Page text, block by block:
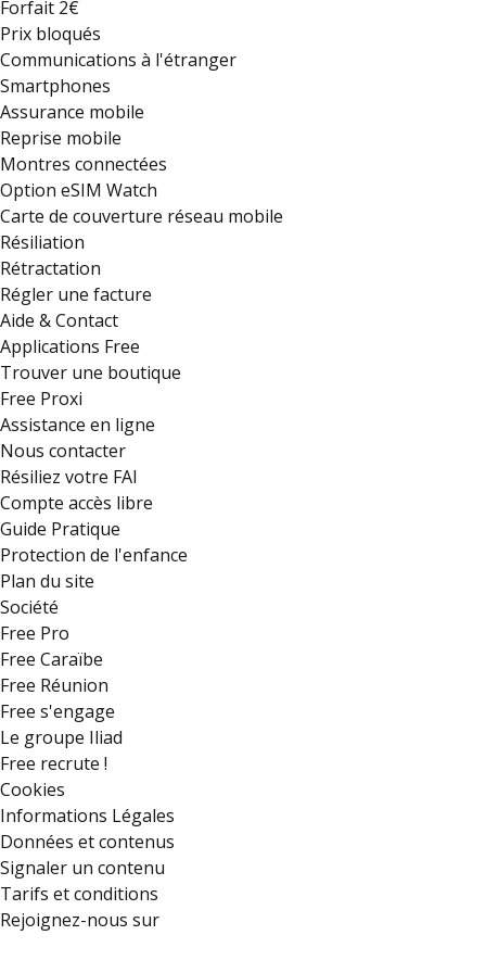
Forfait 2€
Prix bloqués
Communications à l'étranger
Smartphones
Assurance mobile
Reprise mobile
Montres connectées
Option eSIM Watch
Carte de couverture réseau mobile
Résiliation
Rétractation
Régler une facture
Aide & Contact
Applications Free
Trouver une boutique
Free Proxi
Assistance en ligne
Nous contacter
Résiliez votre FAI
Compte accès libre
Guide Pratique
Protection de l'enfance
Plan du site
Société
Free Pro
Free Caraïbe
Free Réunion
Free s'engage
Le groupe Iliad
Free recrute !
Cookies
Informations Légales
Données et contenus
Signaler un contenu
Tarifs et conditions
Rejoignez-nous sur